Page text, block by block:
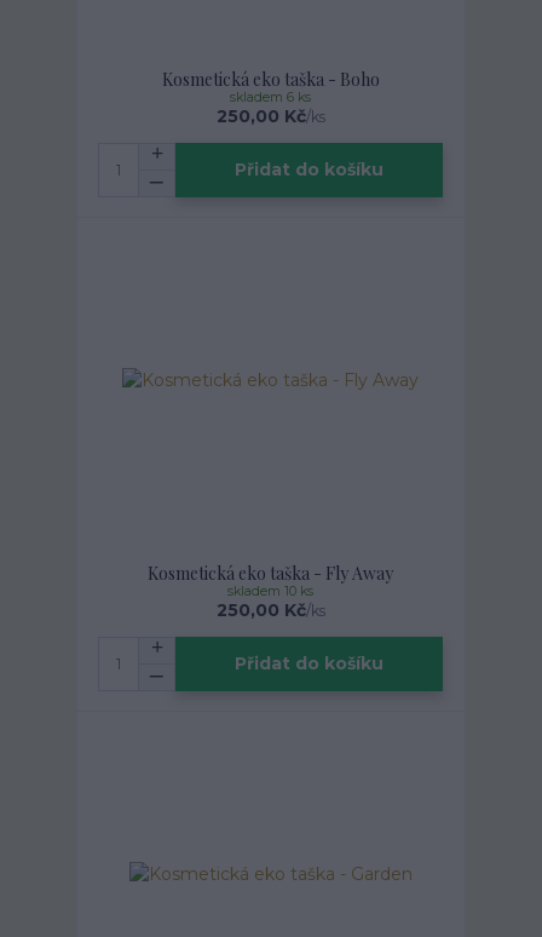
Kosmetická eko taška - Boho
250,00 Kč/ks
skladem 6 ks
Přidat do košíku
Kosmetická eko taška - Fly Away
250,00 Kč/ks
skladem 10 ks
Přidat do košíku